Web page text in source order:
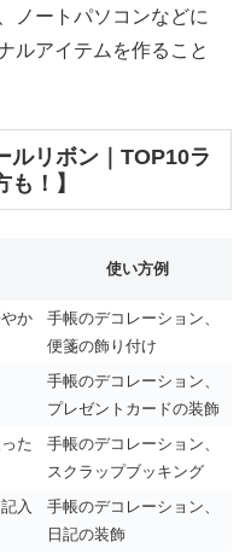
ノートパソコンなどに
ルアイテムを作ること
ルリボン｜TOP10ラ
！】
使い方例
か
手帳のデコレーション、
便箋の飾り付け
手帳のデコレーション、
プレゼントカードの装飾
た
手帳のデコレーション、
スクラップブッキング
入
手帳のデコレーション、
日記の装飾